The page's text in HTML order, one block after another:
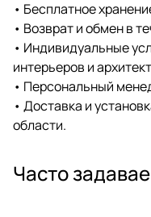
• Бесплатное
• Возврат и обмен в
• Индивидуальные
интерьеров и
• Персональный
• Доставка и
области.
Часто